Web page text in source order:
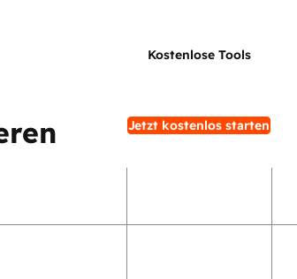
Jetzt kostenlos starten